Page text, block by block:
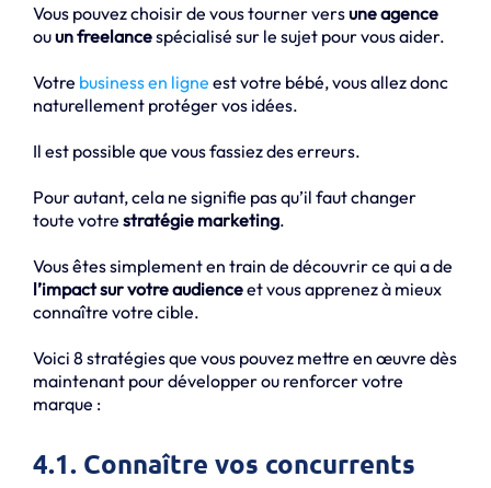
Vous pouvez choisir de vous tourner versune agence
ouun freelancespécialisé sur le sujet pour vous aider.
Votre business en ligne est votre bébé, vous allez donc
naturellement protéger vos idées.
Il est possible que vous fassiez des erreurs.
Pour autant, cela ne signifie pas qu’il faut changer
toute votre stratégie marketing.
Vous êtes simplement en train de découvrir ce qui a de
l’impact sur votre audienceet vous apprenez à mieux
connaître votre cible.
Voici 8 stratégies que vous pouvez mettre en œuvre dès
maintenant pour développer ou renforcer votre
marque :
4.1. Connaître vos concurrents